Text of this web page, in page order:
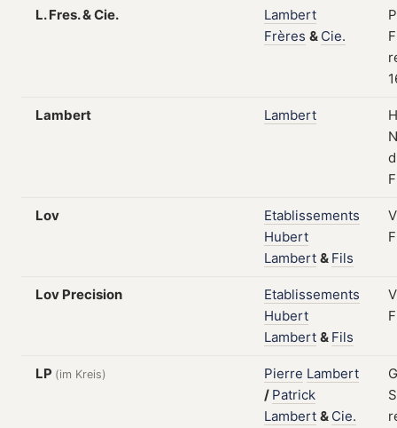
L. Fres. & Cie.
Lambert
Frères & Cie.
Lambert Lambert
Lov
Etablissements
Hubert
Lambert & Fils
Lov Precision
Etablissements
Hubert
Lambert & Fils
LP (im Kreis) Pierre Lambert
/ Patrick
Lambert & Cie.